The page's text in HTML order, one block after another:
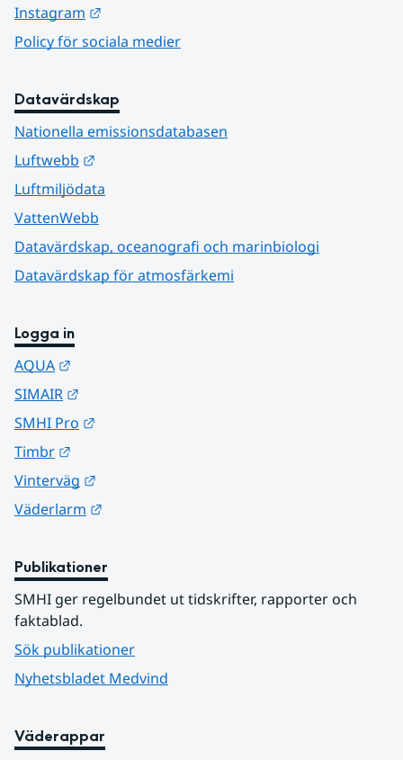
Instagram
Policy för sociala medier
Datavärdskap
Nationella emissionsdatabasen
Luftwebb
Luftmiljödata
VattenWebb
Datavärdskap, oceanografi och marinbiologi
Datavärdskap för atmosfärkemi
Logga in
AQUA
SIMAIR
SMHI Pro
Timbr
Vinterväg
Väderlarm
Publikationer
SMHI ger regelbundet ut tidskrifter, rapporter och
faktablad.
Sök publikationer
Nyhetsbladet Medvind
Väderappar